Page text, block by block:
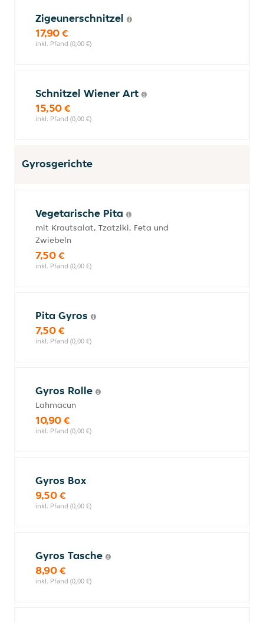
Zigeunerschnitzel
17,90 €
inkl. Pfand (0,00 €)
Schnitzel Wiener Art
15,50 €
inkl. Pfand (0,00 €)
Gyrosgerichte
Vegetarische Pita
mit Krautsalat, Tzatziki, Feta und
Zwiebeln
7,50 €
inkl. Pfand (0,00 €)
Pita Gyros
7,50 €
inkl. Pfand (0,00 €)
Gyros Rolle
Lahmacun
10,90 €
inkl. Pfand (0,00 €)
Gyros Box
9,50 €
inkl. Pfand (0,00 €)
Gyros Tasche
8,90 €
inkl. Pfand (0,00 €)